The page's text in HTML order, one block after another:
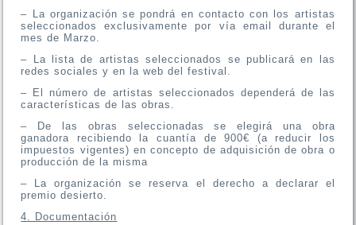
– La organización se pondrá en contacto con los artistas
seleccionados exclusivamente por vía email durante el
mes de Marzo.
– La lista de artistas seleccionados se publicará en las
redes sociales y en la web del festival.
– El número de artistas seleccionados dependerá de las
características de las obras.
– De las obras seleccionadas se elegirá una obra
ganadora recibiendo la cuantía de 900€ (a reducir los
impuestos vigentes) en concepto de adquisición de obra o
producción de la misma
– La organización se reserva el derecho a declarar el
premio desierto.
4. Documentación